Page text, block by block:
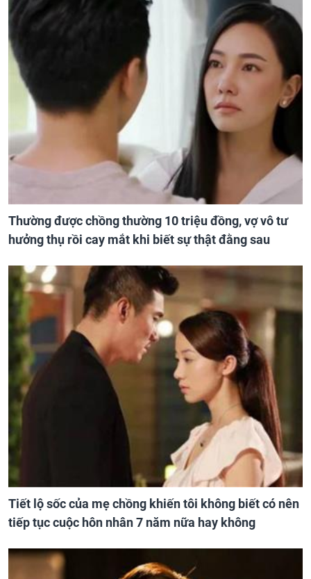
Thường được chồng thường 10 triệu đồng, vợ vô tư
hưởng thụ rồi cay mắt khi biết sự thật đằng sau
Tiết lộ sốc của mẹ chồng khiến tôi không biết có nên
tiếp tục cuộc hôn nhân 7 năm nữa hay không